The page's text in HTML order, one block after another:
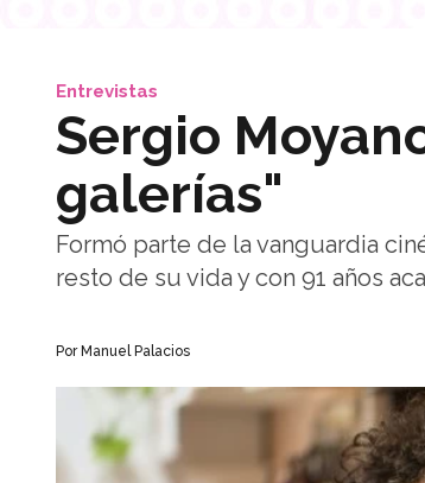
Entrevistas
Sergio
galerías"
Formó parte de la vanguardia
resto de su vida y con 91 años
Por Manuel Palacios